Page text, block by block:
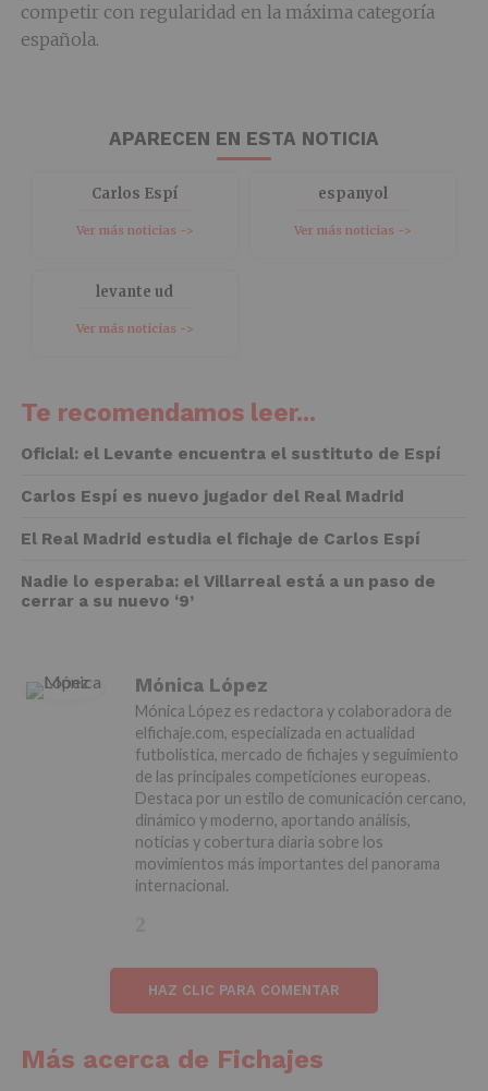
competir con regularidad en la máxima categoría
española.
APARECEN EN ESTA NOTICIA
Carlos Espí
Ver más noticias ->
espanyol
Ver más noticias ->
levante ud
Ver más noticias ->
Te recomendamos leer...
Oficial: el Levante encuentra el sustituto de Espí
Carlos Espí es nuevo jugador del Real Madrid
El Real Madrid estudia el fichaje de Carlos Espí
Nadie lo esperaba: el Villarreal está a un paso de
cerrar a su nuevo ‘9’
Mónica López
Mónica López es redactora y colaboradora de
elfichaje.com, especializada en actualidad
futbolística, mercado de fichajes y seguimiento
de las principales competiciones europeas.
Destaca por un estilo de comunicación cercano,
dinámico y moderno, aportando análisis,
noticias y cobertura diaria sobre los
movimientos más importantes del panorama
internacional.
HAZ CLIC PARA COMENTAR
Más acerca de Fichajes